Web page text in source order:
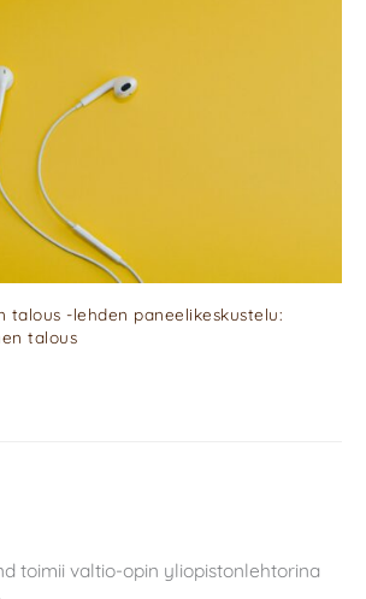
talous -lehden paneelikeskustelu:
talous
toimii valtio-opin yliopistonlehtorina